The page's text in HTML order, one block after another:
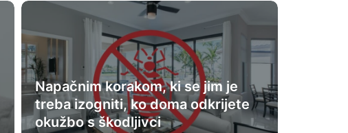
Napačnim korakom, ki se jim je
treba izogniti, ko doma odkrijete
okužbo s škodljivci